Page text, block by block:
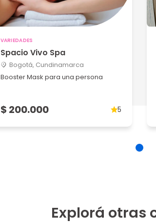
VARIEDADES
Spacio Vivo Spa
Bogotá, Cundinamarca
Booster Mask para una persona
$ 200.000 5
Explorá otras